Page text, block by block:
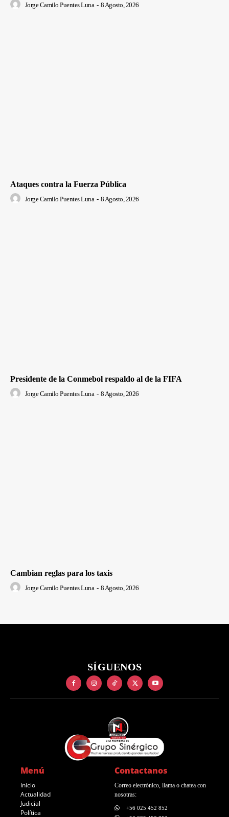
Jorge Camilo Puentes Luna - 8 Agosto, 2026
Ataques contra la Fuerza Pública
Jorge Camilo Puentes Luna - 8 Agosto, 2026
Presidente de la Conmebol respaldo al de la FIFA
Jorge Camilo Puentes Luna - 8 Agosto, 2026
Cambian reglas para los taxis
Jorge Camilo Puentes Luna - 8 Agosto, 2026
SÍGUENOS
Menú
Inicio
Actualidad
Judicial
Política
Contactanos
Correo electrónico, llama o chatea con
nosotras:
+56 025 452 852